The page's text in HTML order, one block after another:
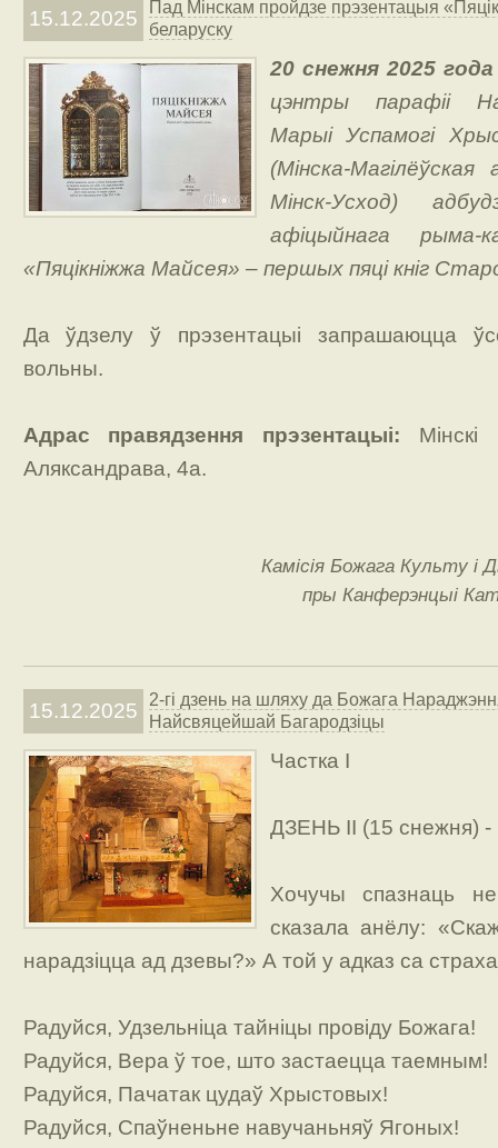
15.12.2025
Пад Мінскам пройдзе прэзентацыя
беларуску
20 снежня 2025 года
цэнтры парафіі
Марыі Успамогі
(Мінска-Магілёўская
Мінск-Усход)
афіцыйнага рыма-
«Пяцікніжжа Майсея» – першых пяці кніг
Да ўдзелу ў прэзентацыі запрашаюцца
вольны.
Адрас правядзення прэзентацыі:
Аляксандрава, 4а.
Камісія Божага Культу і
пры Канферэнцыі
15.12.2025
2-гі дзень на шляху да Божага
Найсвяцейшай Багародзіцы
Частка I
ДЗЕНЬ ІІ (15 снежня) -
Хочучы спазнаць
сказала анёлу:
нарадзіцца ад дзевы?» А той у адказ са
Радуйся, Удзельніца тайніцы провіду Божага!
Радуйся, Вера ў тое, што застаецца таемным!
Радуйся, Пачатак цудаў Хрыстовых!
Радуйся, Спаўненьне навучаньняў Ягоных!